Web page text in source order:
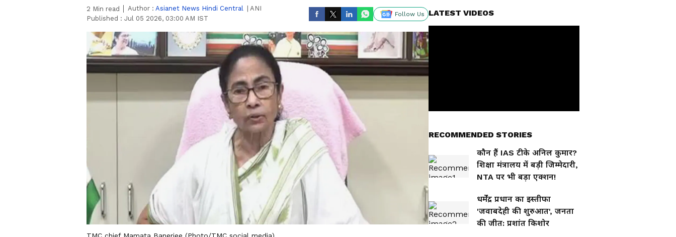
2 Min read Author : Asianet News Hindi Central
ANI
Published : Jul 05 2026, 03:00 AM IST
Follow Us
TMC chief Mamata Banerjee (Photo/TMC social media)
LATEST VIDEOS
RECOMMENDED STORIES
कौन हैं IAS टीके अनिल कुमार?
शिक्षा मंत्रालय में बड़ी जिम्मेदारी,
NTA पर भी बड़ा एक्शन!
धर्मेंद्र प्रधान का इस्तीफा
'जवाबदेही की शुरुआत', जनता
की जीत: प्रशांत किशोर